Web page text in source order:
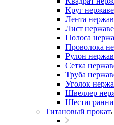
Круг
Лента
Лист
Полоса
Проволока
Рулон
Сетка
Труба
Уголок
Швеллер
Титановый прокат